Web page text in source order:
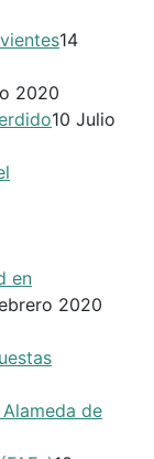
14
2020
10 Julio
en
2020
de